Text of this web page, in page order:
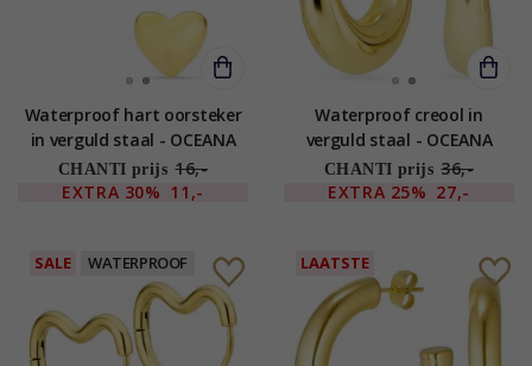
Waterproof hart oorsteker
in verguld staal - OCEANA
CHANTI prijs 16,-
EXTRA 30% 11,-
Waterproof creool in
verguld staal - OCEANA
CHANTI prijs 36,-
EXTRA 25% 27,-
SALE WATERPROOF LAATSTE